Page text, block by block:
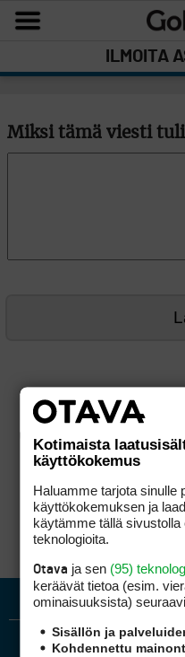
ILMOITA
Miksi tämä viesti
Kotimaista
käyttökokemus
Haluamme tarjota sinulle
käyttökokemuksen ja
käytämme tällä
teknologioita.
Otava ja sen (95)
keräävät tietoa (esim.
ominaisuuk­sista)
Sisällön ja
Kohdennettu